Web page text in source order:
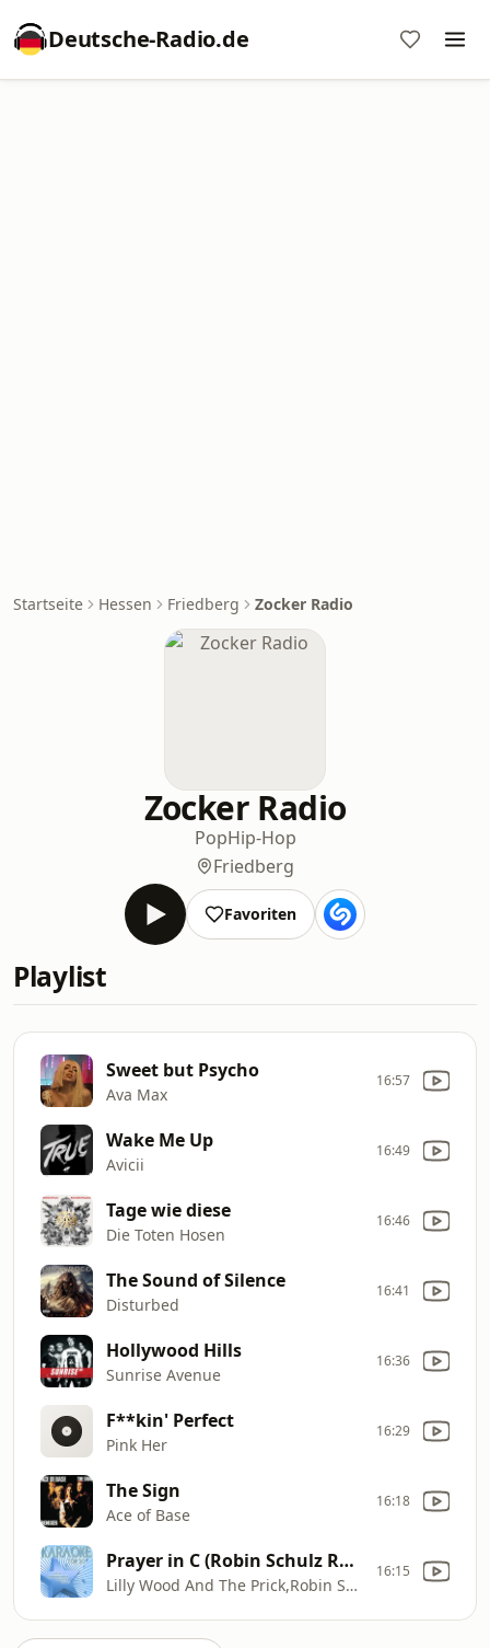
Deutsche-Radio.de
Startseite Hessen Friedberg Zocker Radio
Zocker Radio
PopHip-Hop
Friedberg
Favoriten
Playlist
Sweet but Psycho
Ava Max
16:57
Wake Me Up
Avicii
16:49
Tage wie diese
Die Toten Hosen
16:46
The Sound of Silence
Disturbed
16:41
Hollywood Hills
Sunrise Avenue
16:36
F**kin' Perfect
Pink Her
16:29
The Sign
Ace of Base
16:18
Prayer in C (Robin Schulz Radio Edit)
Lilly Wood And The Prick,Robin Schulz
16:15